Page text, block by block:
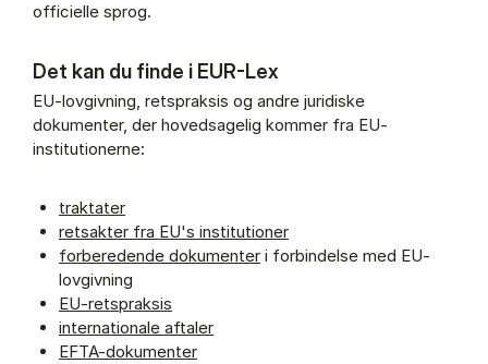
officielle sprog.
Det kan du finde i EUR-Lex
EU-lovgivning, retspraksis og andre juridiske
dokumenter, der hovedsagelig kommer fra EU-
institutionerne:
traktater
retsakter fra EU's institutioner
forberedende dokumenter i forbindelse med EU-
lovgivning
EU-retspraksis
internationale aftaler
EFTA-dokumenter